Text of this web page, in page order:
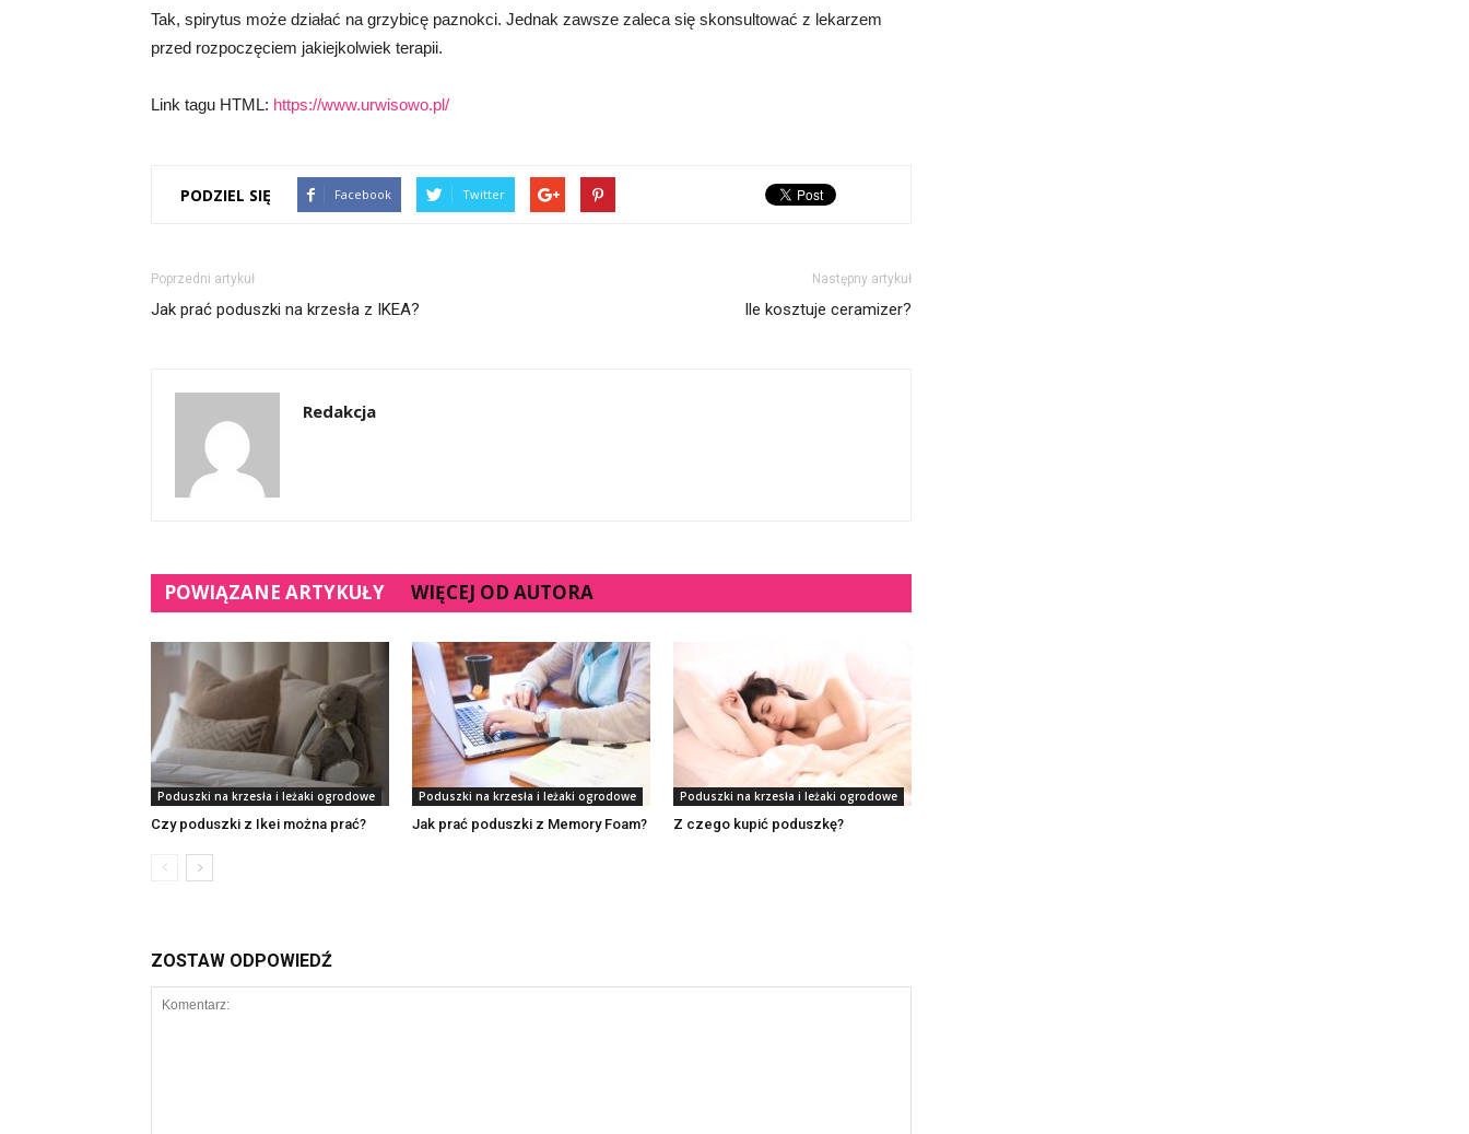
Tak, spirytus może działać na grzybicę paznokci. Jednak zawsze zaleca się skonsultować z lekarzem
przed rozpoczęciem jakiejkolwiek terapii.
Link tagu HTML: https://www.urwisowo.pl/
PODZIEL SIĘ Facebook Twitter
Poprzedni artykuł
Jak prać poduszki na krzesła z IKEA?
Następny artykuł
Ile kosztuje ceramizer?
Redakcja
POWIĄZANE ARTYKUŁY WIĘCEJ OD AUTORA
Poduszki na krzesła i leżaki ogrodowe
Czy poduszki z Ikei można prać?
Poduszki na krzesła i leżaki ogrodowe
Jak prać poduszki z Memory Foam?
Poduszki na krzesła i leżaki ogrodowe
Z czego kupić poduszkę?
ZOSTAW ODPOWIEDŹ